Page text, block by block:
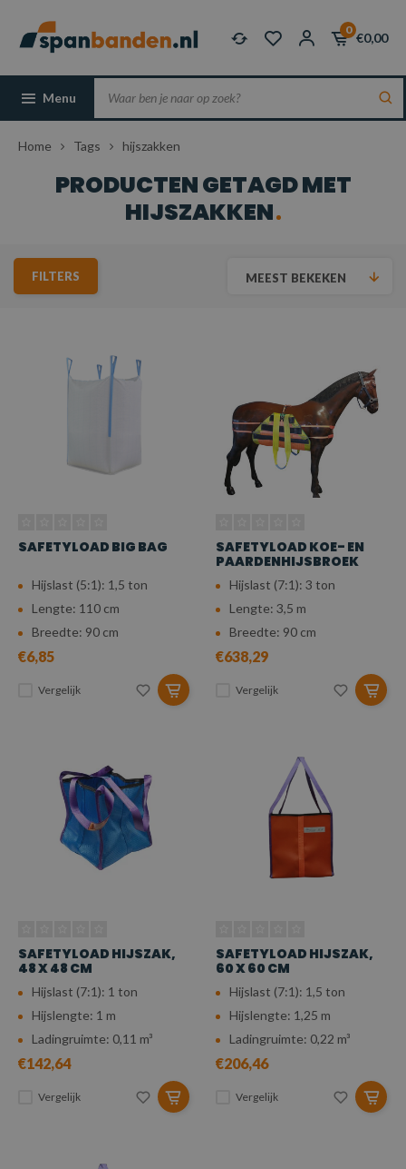
0
€0,00
Menu
Home Tags hijszakken
PRODUCTEN GETAGD MET
HIJSZAKKEN
FILTERS MEEST BEKEKEN
SAFETYLOAD BIG BAG
Hijslast (5:1): 1,5 ton
Lengte: 110 cm
Breedte: 90 cm
€6,85
Vergelijk
SAFETYLOAD KOE- EN
PAARDENHIJSBROEK
Hijslast (7:1): 3 ton
Lengte: 3,5 m
Breedte: 90 cm
€638,29
Vergelijk
SAFETYLOAD HIJSZAK,
48 X 48 CM
Hijslast (7:1): 1 ton
Hijslengte: 1 m
Ladingruimte: 0,11 m³
€142,64
Vergelijk
SAFETYLOAD HIJSZAK,
60 X 60 CM
Hijslast (7:1): 1,5 ton
Hijslengte: 1,25 m
Ladingruimte: 0,22 m³
€206,46
Vergelijk